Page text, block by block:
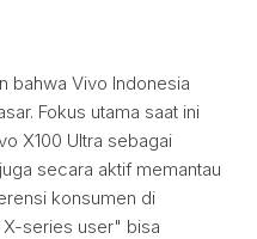
bahwa Vivo Indonesia
Fokus utama saat ini
X100 Ultra sebagai
secara aktif memantau
konsumen di
series user" bisa